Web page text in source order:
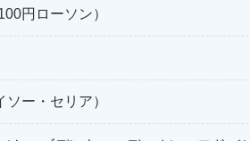
円ローソン）
ソー・セリア）